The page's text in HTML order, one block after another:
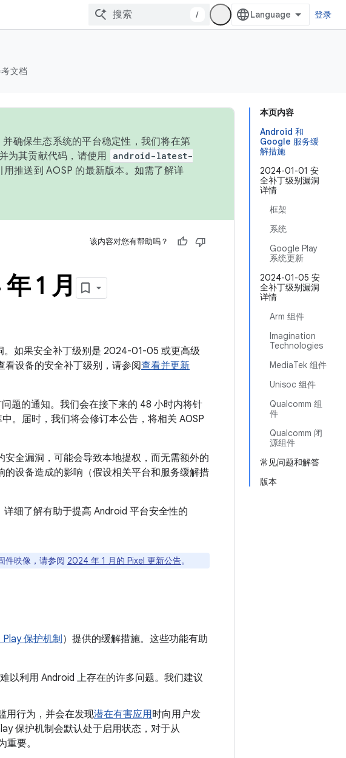
/ 登录
文档
本页内容
Android 和
Google 服务缓
解措施
2024-01-01 安
全补丁级别漏洞
详情
框架
系统
Google Play
系统更新
2024-01-05 安
全补丁级别漏洞
详情
Arm 组件
Imagination
Technologies
MediaTek 组件
Unisoc 组件
Qualcomm 组
件
Qualcomm 闭
源组件
常见问题和解答
版本
确保生态系统的平台稳定性，我们将在第
为其贡献代码，请使用
android-latest-
用推送到 AOSP 的最新版本。如需了解详
该内容对您有帮助吗？
1 月
。如果安全补丁级别是 2024-01-05 或更高级
设备的安全补丁级别，请参阅查看并更新
题的通知。我们会在接下来的 48 小时内将针
。届时，我们将会修订本公告，将相关 AOSP
全漏洞，可能会导致本地提权，而无需额外的
设备造成的影响（假设相关平台和服务缓解措
详细了解有助于提高 Android 平台安全性的
件映像，请参阅 2024 年 1 月的 Pixel 更新公告。
保护机制）提供的缓解措施。这些功能有助
以利用 Android 上存在的许多问题。我们建议
用行为，并会在发现潜在有害应用时向用户发
保护机制会默认处于启用状态，对于从
要。